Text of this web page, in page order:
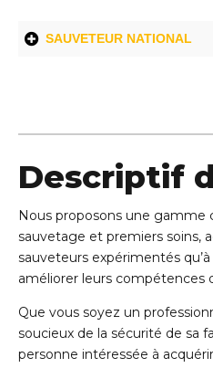
SAUVETEUR NATIONAL
Descriptif
Nous proposons une
sauvetage et premiers soins,
sauveteurs expérimentés
améliorer leurs compétences
Que vous soyez un
soucieux de la sécurité de sa
personne intéressée à